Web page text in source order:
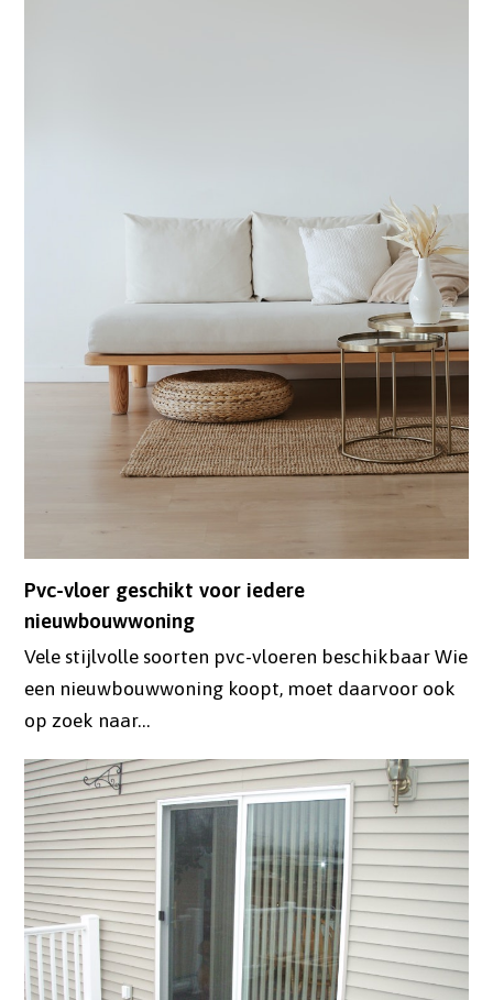
Pvc-vloer geschikt voor iedere
nieuwbouwwoning
Vele stijlvolle soorten pvc-vloeren beschikbaar Wie
een nieuwbouwwoning koopt, moet daarvoor ook
op zoek naar…